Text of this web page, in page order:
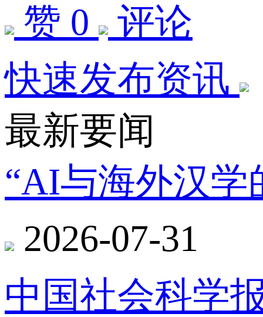
赞 0
评论
快速发布资讯
最新要闻
“AI与海外汉学
2026-07-31
中国社会科学